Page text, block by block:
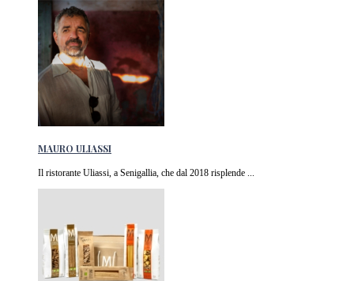
MAURO ULIASSI
Il ristorante Uliassi, a Senigallia, che dal 2018 risplende ...